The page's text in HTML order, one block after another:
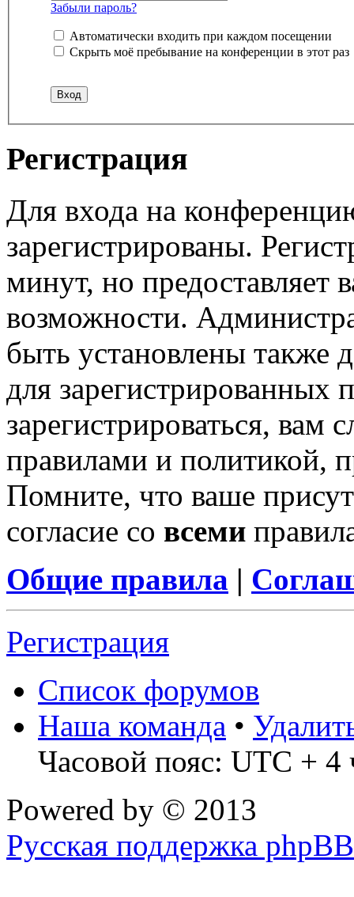
Забыли пароль?
Автоматически входить при каждом посещении
Скрыть моё пребывание на конференции в этот раз
Регистрация
Для входа на
зарегистрированы.
минут, но предоставляет
возможности.
быть установлены также
для зарегистрированных
зарегистрироваться, вам
правилами и политикой,
Помните, что ваше
согласие со всеми
Общие правила |
Регистрация
Список форумов
Наша команда •
Часовой пояс: UTC + 4
Powered by © 2013
Русская поддержка phpBB